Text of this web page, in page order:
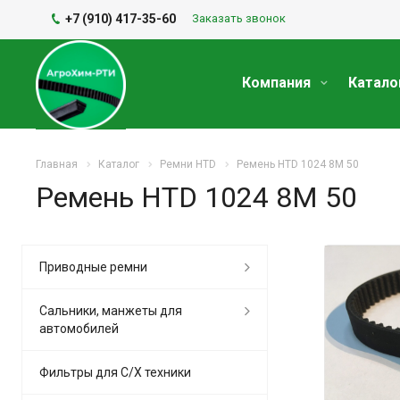
+7 (910) 417-35-60 Заказать звонок
Компания
Главная Каталог Ремни HTD Ремень HTD 1024 8M 50
Ремень HTD 1024 8M 50
Приводные ремни
Сальники, манжеты для
автомобилей
Фильтры для С/Х техники